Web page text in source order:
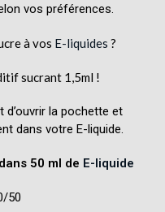
vos préférences.
à vos E-liquides ?
sucrant 1,5ml !
d’ouvrir la pochette et
dans votre E-liquide.
50 ml de E-liquide
50